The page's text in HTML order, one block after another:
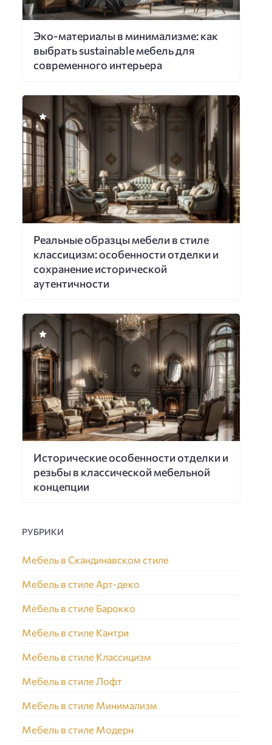
Эко-материалы в минимализме: как
выбрать sustainable мебель для
современного интерьера
Реальные образцы мебели в стиле
классицизм: особенности отделки и
сохранение исторической
аутентичности
Исторические особенности отделки и
резьбы в классической мебельной
концепции
РУБРИКИ
Мебель в Скандинавском стиле
Мебель в стиле Арт-деко
Мебель в стиле Барокко
Мебель в стиле Кантри
Мебель в стиле Классицизм
Мебель в стиле Лофт
Мебель в стиле Минимализм
Мебель в стиле Модерн